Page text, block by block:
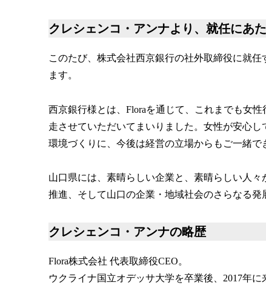
クレシェンコ・アンナより、就任にあ
このたび、株式会社西京銀行の社外取締役に就
ます。
西京銀行様とは、Floraを通じて、これまでも女
走させていただいてまいりました。女性が安心
環境づくりに、今後は経営の立場からもご一緒で
山口県には、素晴らしい企業と、素晴らしい人
推進、そして山口の企業・地域社会のさらなる発
クレシェンコ・アンナの略歴
Flora株式会社 代表取締役CEO。
ウクライナ国立オデッサ大学を卒業後、2017年に